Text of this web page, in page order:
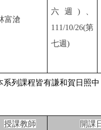
富滄
六週)、
111/10/26(第
七週)
系列課程皆有謙和賀日照中
授課教師 開課